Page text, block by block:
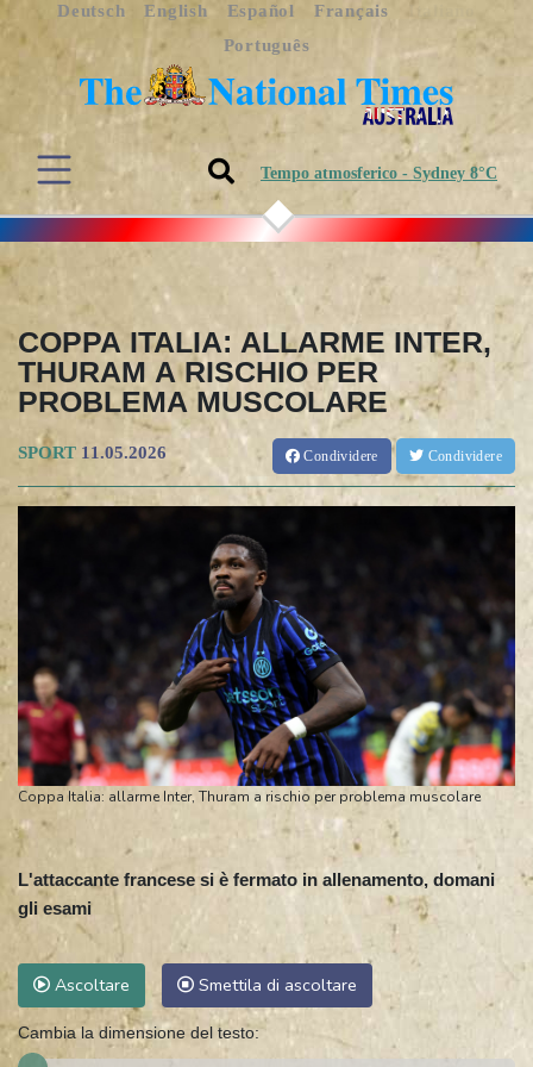
Deutsch English Español Français
Português
Tempo atmosferico - Sydney 8°C
COPPA ITALIA: ALLARME INTER,
THURAM A RISCHIO PER
PROBLEMA MUSCOLARE
SPORT 11.05.2026 Condividere Condividere
Coppa Italia: allarme Inter, Thuram a rischio per problema muscolare
L'attaccante francese si è fermato in allenamento, domani
gli esami
Ascoltare Smettila di ascoltare
Cambia la dimensione del testo: